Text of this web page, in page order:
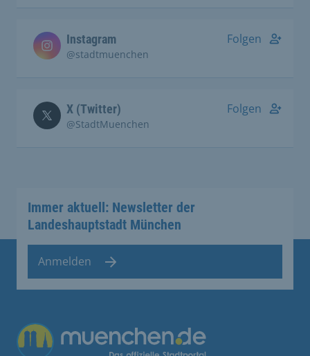
Instagram
@stadtmuenchen
Folgen
X (Twitter)
@StadtMuenchen
Folgen
Immer aktuell: Newsletter der
Landeshauptstadt München
Anmelden
Übergreifende Links